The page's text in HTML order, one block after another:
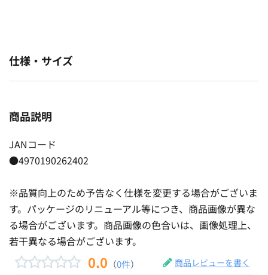
仕様・サイズ
商品説明
JANコード
●4970190262402
※品質向上のため予告なく仕様を変更する場合がございま
す。パッケージのリニューアル等につき、商品画像が異な
る場合がございます。商品画像の色合いは、画像処理上、
若干異なる場合がございます。
0.0 （0件） 商品レビューを書く